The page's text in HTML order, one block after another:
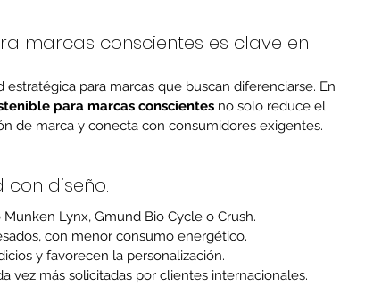
marcas conscientes es clave en
para marcas que buscan diferenciarse. En
para marcas conscientes no solo reduce el
de marca y conecta con consumidores exigentes.
con diseño.
Lynx, Gmund Bio Cycle o Crush.
con menor consumo energético.
y favorecen la personalización.
vez más solicitadas por clientes internacionales.